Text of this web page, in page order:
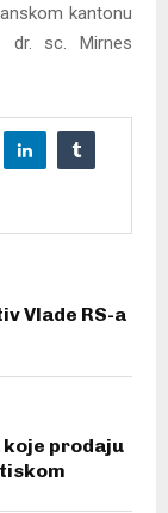
kantonu
dr. sc. Mirnes
Vlade RS-a
prodaju